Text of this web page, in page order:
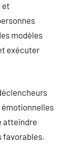
et
modèles
exécuter
émotionnelles
atteindre
favorables.